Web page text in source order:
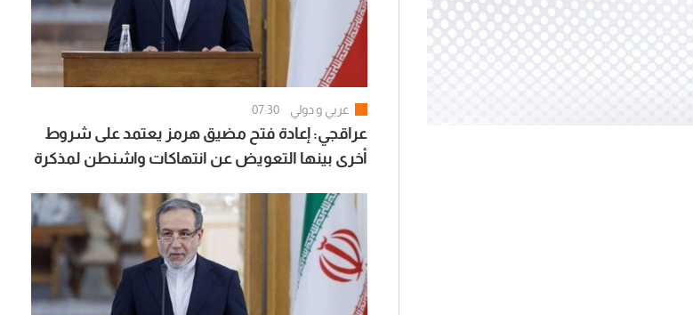
عربي و دولي 07:30
عراقجي: إعادة فتح مضيق هرمز يعتمد على شروط
أخرى بينها التعويض عن انتهاكات واشنطن لمذكرة